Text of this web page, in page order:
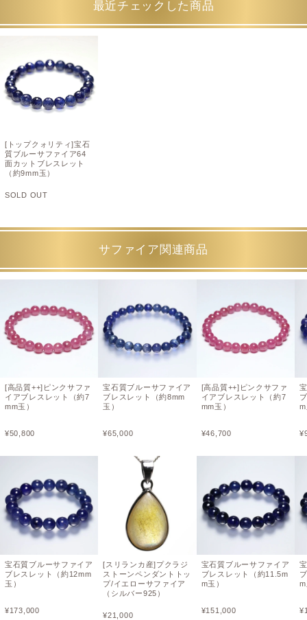
最近チェックした商品
[トップクォリティ]宝石
質ブルーサファイア64
面カットブレスレット
（約9mm玉）
SOLD OUT
サファイア関連商品
[高品質++]ピンクサファ
イアブレスレット（約7
mm玉）
¥50,800
宝石質ブルーサファイア
ブレスレット（約12mm
玉）
¥173,000
宝石質ブルーサファイア
ブレスレット（約8mm
玉）
¥65,000
[スリランカ産]プクラジ
ストーンペンダントトッ
プ/イエローサファイア
（シルバー925）
¥21,000
[高品質++]ピンクサファ
イアブレスレット（約7
mm玉）
¥46,700
宝石質ブルーサファイア
ブレスレット（約11.5m
m玉）
¥151,000
¥
¥